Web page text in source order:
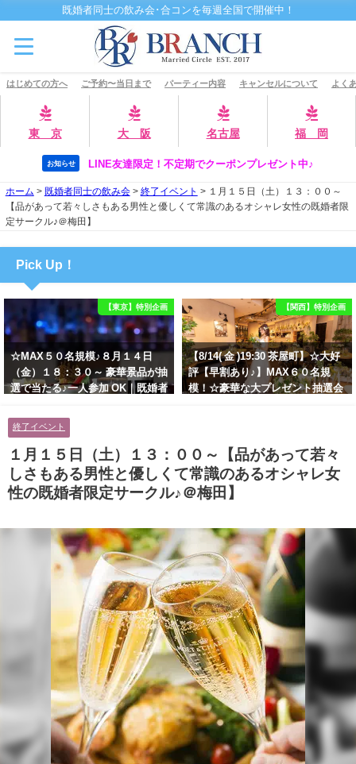
既婚者同士の飲み会･合コンを毎週全国で開催中！
はじめての方へ ご予約〜当日まで パーティー内容 キャンセルについて よく
東 京 大 阪 名古屋 福 岡
お知らせ LINE友達限定！不定期でクーポンプレゼント中♪
ホーム > 既婚者同士の飲み会> 終了イベント > １月１５日（土）１３：００～
【品があって若々しさもある男性と優しくて常識のあるオシャレ女性の既婚者限
定サークル♪＠梅田】
Pick Up！
【東京】特別企画
☆MAX５０名規模♪８月１４日
（金）１８：３０～ 豪華景品が抽
選で当たる♪一人参加 OK｜既婚者
に余裕のある健康的なオシャレ男
性と美容好きで優しさのある大人
女性の既婚者限定ビッグパーティ
ー♪＠池袋】
【関西】特別企画
【8/14( 金 )19:30 茶屋町】☆大好
評【早割あり♪】MAX６０名規
模！☆豪華な大プレゼント抽選会
ティー♪＠茶屋町】
終了イベント
１月１５日（土）１３：００～【品があって若々
しさもある男性と優しくて常識のあるオシャレ女
性の既婚者限定サークル♪＠梅田】